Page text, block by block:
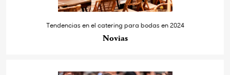
Tendencias en el catering para bodas en 2024
Novias